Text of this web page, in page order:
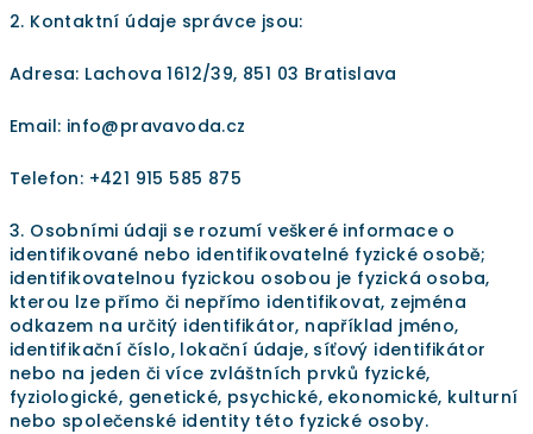
2. Kontaktní údaje správce jsou:
Adresa: Lachova 1612/39, 851 03 Bratislava
Email: info@pravavoda.cz
Telefon: +421 915 585 875
3. Osobními údaji se rozumí veškeré informace o
identifikované nebo identifikovatelné fyzické osobě;
identifikovatelnou fyzickou osobou je fyzická osoba,
kterou lze přímo či nepřímo identifikovat, zejména
odkazem na určitý identifikátor, například jméno,
identifikační číslo, lokační údaje, síťový identifikátor
nebo na jeden či více zvláštních prvků fyzické,
fyziologické, genetické, psychické, ekonomické, kulturní
nebo společenské identity této fyzické osoby.